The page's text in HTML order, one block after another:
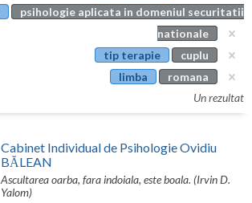
psihologie aplicata in domeniul securitatii
nationale
tip terapie
cuplu
limba
romana
Un rezultat
Cabinet Individual de Psihologie Ovidiu
BĂLEAN
Ascultarea oarba, fara indoiala, este boala. (Irvin D.
Yalom)